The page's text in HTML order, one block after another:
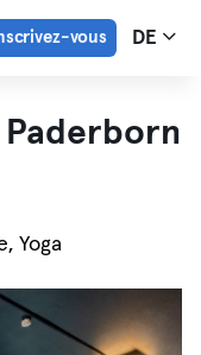
vous DE
Paderborn
Yoga